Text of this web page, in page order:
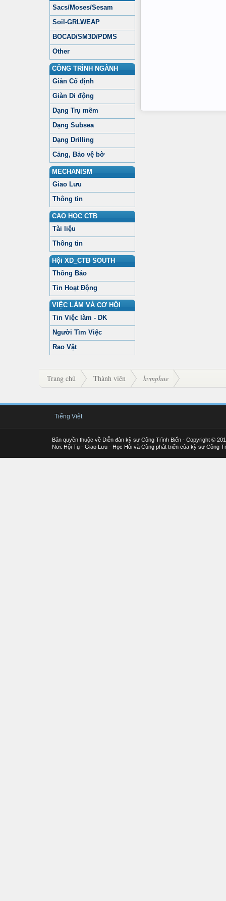
Sacs/Moses/Sesam
Soil-GRLWEAP
BOCAD/SM3D/PDMS
Other
CÔNG TRÌNH NGÀNH
Giàn Cố định
Giàn Di động
Dạng Trụ mềm
Dạng Subsea
Dạng Drilling
Cảng, Bảo vệ bờ
MECHANISM
Giao Lưu
Thông tin
CAO HỌC CTB
Tài liệu
Thông tin
Hội XD_CTB SOUTH
Thông Báo
Tin Hoạt Động
VIỆC LÀM VÀ CƠ HỘI
Tin Việc làm - DK
Người Tìm Việc
Rao Vặt
Trang chủ Thành viên hvmphue
Tiếng Việt
Bản quyền thuộc về Diễn đàn kỹ sư Công Trình Biển - Copyright ©
Nơi: Hội Tụ - Giao Lưu - Học Hỏi và Cùng phát triển của kỹ sư Công